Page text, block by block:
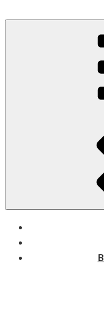
Wo die (Country-)